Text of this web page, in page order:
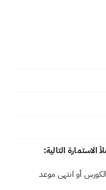
التالية:
أو انتهى موعد